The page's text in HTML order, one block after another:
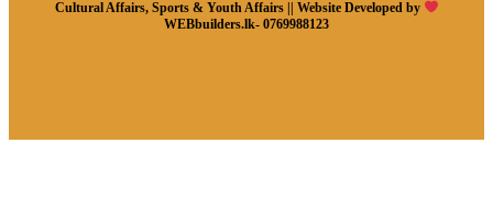
Cultural Affairs, Sports & Youth Affairs || Website Developed by
WEBbuilders.lk- 0769988123